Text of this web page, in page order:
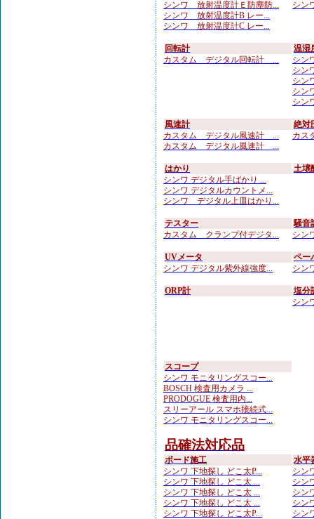
シンワ 放射温度計Ｅ防塵防...
シンワ 放射温度計B レー...
シンワ 放射温度計C レー...
シン
回転計
カスタム デジタル回転計 ...
温湿
シン
シン
シン
シン
シン
風速計
カスタム デジタル風速計 ...
カスタム デジタル風速計 ...
絶対
カス
はかり
シンワ デジタル手ばかり ...
シンワ デジタルカウントメ...
シンワ デジタル上皿はかり...
土壌
テスター
カスタム クランプ付デジタ...
騒音
シン
UVメータ
シンワ デジタル紫外線強度...
ペー
シン
ORP計
塩分
シン
スコープ
シンワ モニタリングスコー...
BOSCH 検査用カメラ ...
PRODOGUE 検査用内...
スリーアール スマホ接続式...
シンワ モニタリングスコー...
品確法対応品
ボード施工
シンワ 下地探し どこ太P...
シンワ 下地探し どこ太 ...
シンワ 下地探し どこ太 ...
シンワ 下地探し どこ太 ...
シンワ 下地探し どこ太P...
水平
シン
シン
シン
シン
シン